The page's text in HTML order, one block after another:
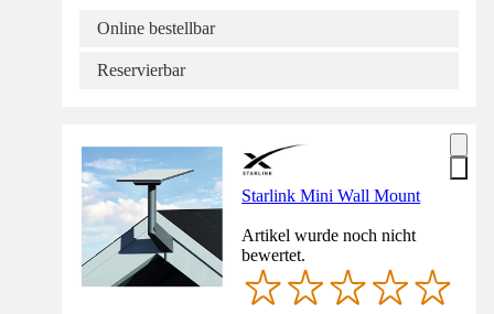
Online bestellbar
Reservierbar
Starlink Mini Wall Mount
Artikel wurde noch nicht
bewertet.